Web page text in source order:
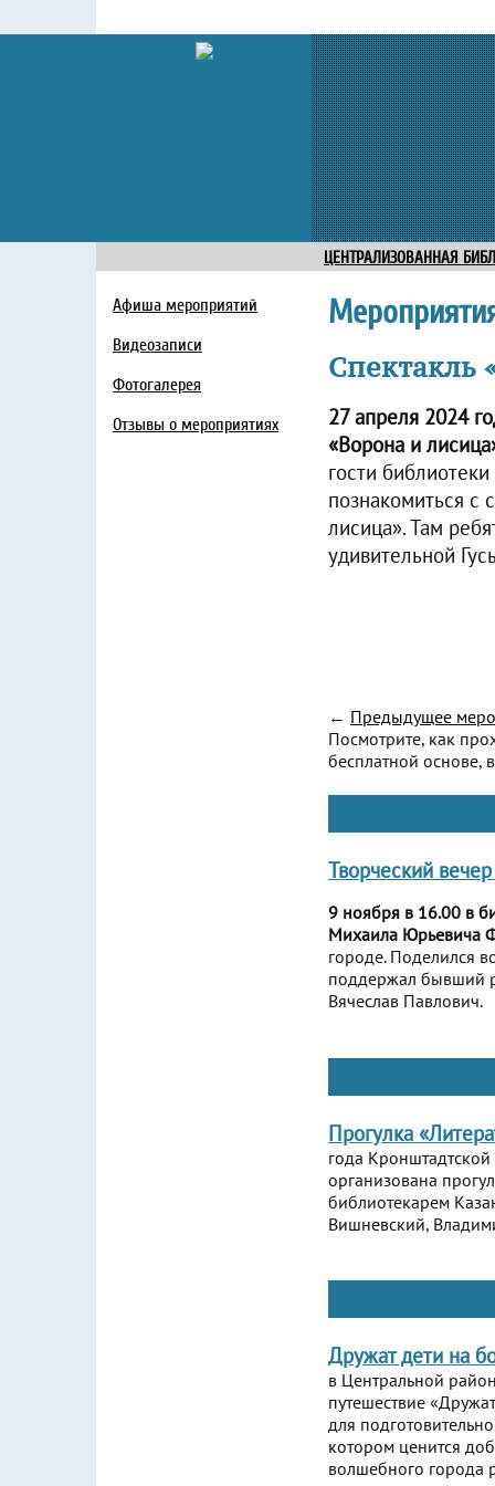
ЦЕНТРАЛИЗОВАННАЯ
Афиша мероприятий
Видеозаписи
Фотогалерея
Отзывы о мероприятиях
Спектакль
27 апреля 2024
«Ворона и
гости
познакомиться с
лисица». Там
удивительной
← Предыдущее
Посмотрите, как
бесплатной основе,
Творческий
9 ноября в 16.00 в
Михаила Юрьевича
городе. Поделился
поддержал бывший
Вячеслав Павлович.
Прогулка
года
организована
библиотекарем
Вишневский,
Дружат дети на
в Центральной
путешествие
для
котором ценится
волшебного города